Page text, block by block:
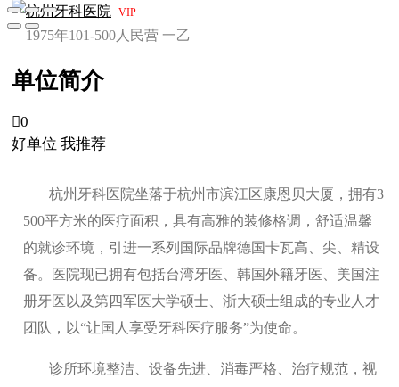
杭州牙科医院
VIP
1975年101-500人 民营 一乙
单位简介
0
好单位 我推荐
杭州牙科医院坐落于杭州市滨江区康恩贝大厦，拥有3
500平方米的医疗面积，具有高雅的装修格调，舒适温馨
的就诊环境，引进一系列国际品牌德国卡瓦高、尖、精设
备。医院现已拥有包括台湾牙医、韩国外籍牙医、美国注
册牙医以及第四军医大学硕士、浙大硕士组成的专业人才
团队，以“让国人享受牙科医疗服务”为使命。
诊所环境整洁、设备先进、消毒严格、治疗规范，视